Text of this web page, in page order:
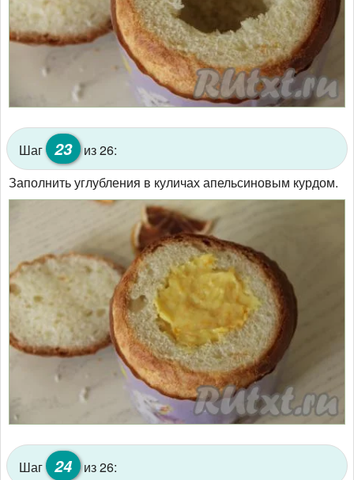
Шаг 23 из 26:
Заполнить углубления в куличах апельсиновым курдом.
Шаг 24 из 26: